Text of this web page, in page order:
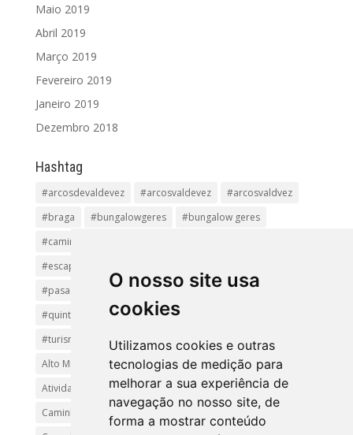
O nosso site usa
cookies
Utilizamos cookies e outras
tecnologias de medição para
melhorar a sua experiência de
navegação no nosso site, de
forma a mostrar conteúdo
Maio 2019
Abril 2019
Março 2019
Fevereiro 2019
Janeiro 2019
Dezembro 2018
Hashtag
#arcosdevaldevez #arcosvaldevez
#arcosvaldvez
#braga
#bungalowgeres
#bungalow geres
#caminhadas
#escapadinha
#pasadiços
#passadiçosdovez
#penedageres
#quintalamosa
#religião
#turismoreligioso
#turismorural
#vianadocastelo
Alto Minho
Arcos de Valdevez.
Arcos Valdevez
Atividades e Passeios
aventura
Caminhadas e Passeio
Caminho de Santiago
Caminho Minhoto Ribeiro